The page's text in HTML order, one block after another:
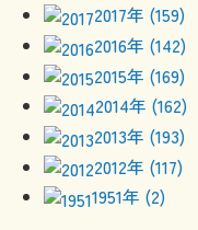
2017年 (159)
2016年 (142)
2015年 (169)
2014年 (162)
2013年 (193)
2012年 (117)
1951年 (2)